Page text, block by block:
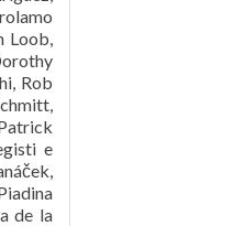
Loob,
Rob
e
de la